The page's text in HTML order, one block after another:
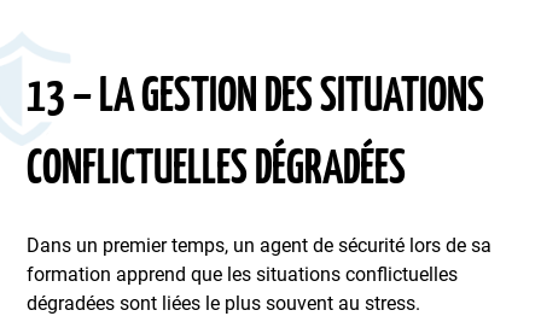
13 – LA GESTION DES SITUATIONS
CONFLICTUELLES DÉGRADÉES
Dans un premier temps, un agent de sécurité lors de sa
formation apprend que les situations conflictuelles
dégradées sont liées le plus souvent au stress.